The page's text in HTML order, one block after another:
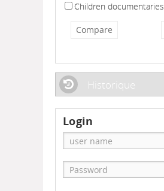
Children documentaries
Children documentaries
Historique
Login